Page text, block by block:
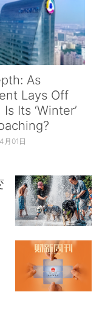
As
Lays Off
Its ‘Winter’
月01日